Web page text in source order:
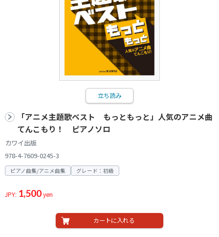
立ち読み
「アニメ主題歌ベスト もっともっと」人気のアニメ曲
てんこもり！ ピアノソロ
カワイ出版
978-4-7609-0245-3
ピアノ曲集/アニメ曲集 グレード：初級
JPY: 1,500yen
カートに入れる